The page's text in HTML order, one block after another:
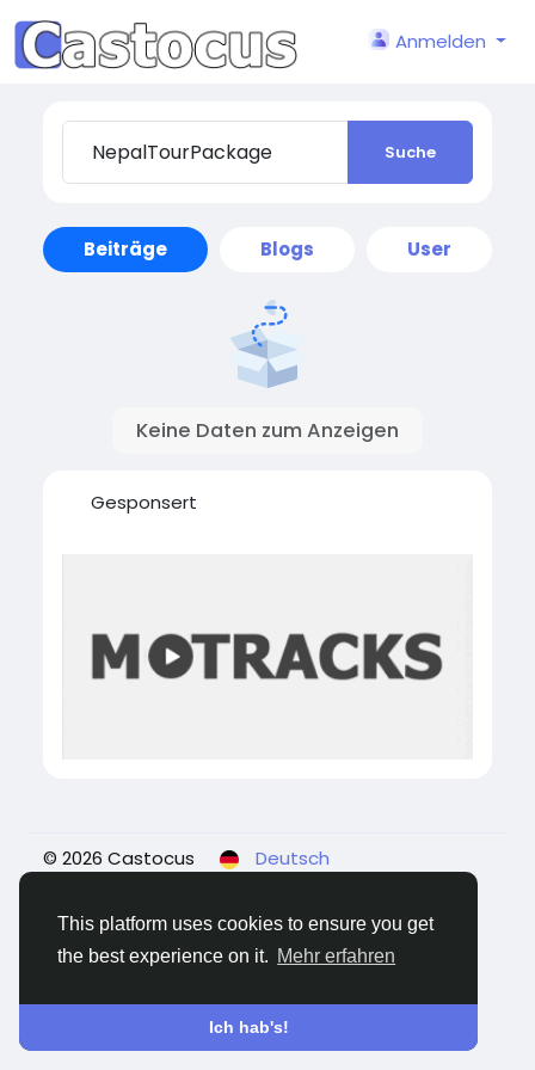
This platform uses cookies to ensure you get
the best experience on it. Mehr erfahren
Ich hab's!
Anmelden
Suche
Beiträge Blogs User
Keine Daten zum Anzeigen
Gesponsert
© 2026 Castocus
Deutsch
Kontaktiere uns